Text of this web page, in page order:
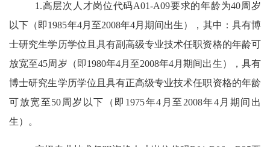
1.高层次人才岗位代码A01-A09要求的年龄为40周岁
以下（即1985年4月至2008年4月期间出生） ，其中： 具有博
士研究生学历学位且具有副高级专业技术任职资格的年龄可
放宽至45周岁（即1980年4月至2008年4月期间出生） ， 具有
博士研究生学历学位且具有正高级专业技术任职资格的年龄
可放宽至 50周岁以下（即1975年4 月至 2008年4月期间出
生）。